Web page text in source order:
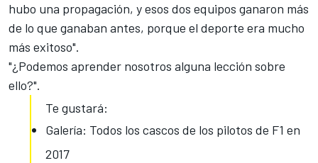
hubo una propagación, y esos dos equipos ganaron más
de lo que ganaban antes, porque el deporte era mucho
más exitoso".
"¿Podemos aprender nosotros alguna lección sobre
ello?".
Te gustará:
Galería: Todos los cascos de los pilotos de F1 en
2017